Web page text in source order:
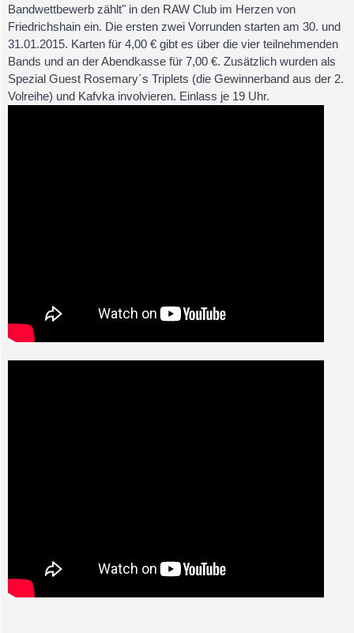
Bandwettbewerb zählt" in den RAW Club im Herzen von
Friedrichshain ein. Die ersten zwei Vorrunden starten am 30. und
31.01.2015. Karten für 4,00 € gibt es über die vier teilnehmenden
Bands und an der Abendkasse für 7,00 €. Zusätzlich wurden als
Spezial Guest Rosemary´s Triplets (die Gewinnerband aus der 2.
Volreihe) und Kafvka involvieren. Einlass je 19 Uhr.